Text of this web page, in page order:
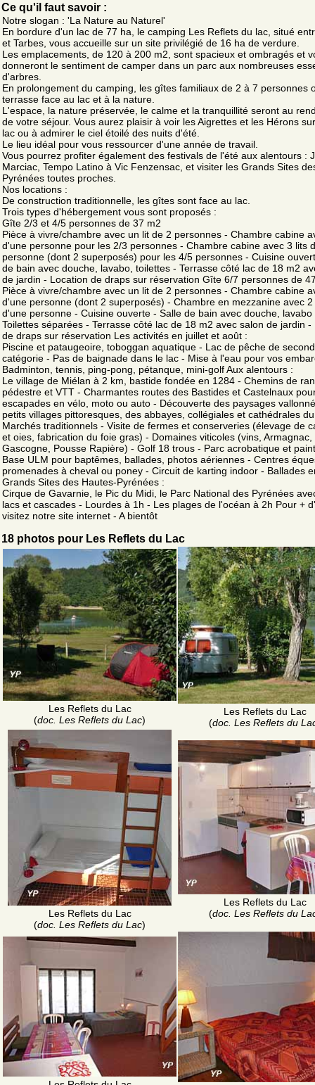
Ce qu'il faut savoir :
Notre slogan : 'La Nature au Naturel'
En bordure d'un lac de 77 ha, le camping Les Reflets du lac, situé
et Tarbes, vous accueille sur un site privilégié de 16 ha de verdure.
Les emplacements, de 120 à 200 m2, sont spacieux et ombragés et
donneront le sentiment de camper dans un parc aux nombreuses
d'arbres.
En prolongement du camping, les gîtes familiaux de 2 à 7 personnes
terrasse face au lac et à la nature.
L'espace, la nature préservée, le calme et la tranquillité seront au
de votre séjour. Vous aurez plaisir à voir les Aigrettes et les Hérons
lac ou à admirer le ciel étoilé des nuits d'été.
Le lieu idéal pour vous ressourcer d'une année de travail.
Vous pourrez profiter également des festivals de l'été aux alentours :
Marciac, Tempo Latino à Vic Fenzensac, et visiter les Grands Sites
Pyrénées toutes proches.
Nos locations :
De construction traditionnelle, les gîtes sont face au lac.
Trois types d'hébergement vous sont proposés :
Gîte 2/3 et 4/5 personnes de 37 m2
Pièce à vivre/chambre avec un lit de 2 personnes - Chambre cabine
d'une personne pour les 2/3 personnes - Chambre cabine avec 3 lits
personne (dont 2 superposés) pour les 4/5 personnes - Cuisine
de bain avec douche, lavabo, toilettes - Terrasse côté lac de 18 m2
de jardin - Location de draps sur réservation Gîte 6/7 personnes de
Pièce à vivre/chambre avec un lit de 2 personnes - Chambre cabine
d'une personne (dont 2 superposés) - Chambre en mezzanine avec 2
d'une personne - Cuisine ouverte - Salle de bain avec douche, lavabo
Toilettes séparées - Terrasse côté lac de 18 m2 avec salon de jardin -
de draps sur réservation Les activités en juillet et août :
Piscine et pataugeoire, toboggan aquatique - Lac de pêche de
catégorie - Pas de baignade dans le lac - Mise à l'eau pour vos
Badminton, tennis, ping-pong, pétanque, mini-golf Aux alentours :
Le village de Miélan à 2 km, bastide fondée en 1284 - Chemins de
pédestre et VTT - Charmantes routes des Bastides et Castelnaux
escapades en vélo, moto ou auto - Découverte des paysages
petits villages pittoresques, des abbayes, collégiales et cathédrales
Marchés traditionnels - Visite de fermes et conserveries (élevage de
et oies, fabrication du foie gras) - Domaines viticoles (vins, Armagnac,
Gascogne, Pousse Rapière) - Golf 18 trous - Parc acrobatique et
Base ULM pour baptêmes, ballades, photos aériennes - Centres
promenades à cheval ou poney - Circuit de karting indoor - Ballades
Grands Sites des Hautes-Pyrénées :
Cirque de Gavarnie, le Pic du Midi, le Parc National des Pyrénées
lacs et cascades - Lourdes à 1h - Les plages de l'océan à 2h Pour +
visitez notre site internet - A bientôt
18 photos pour Les Reflets du Lac
Les Reflets du Lac
(doc. Les Reflets du Lac)
Les Reflets du Lac
(doc. Les Reflets du
Les Reflets du Lac
(doc. Les Reflets du Lac)
Les Reflets du Lac
(doc. Les Reflets du